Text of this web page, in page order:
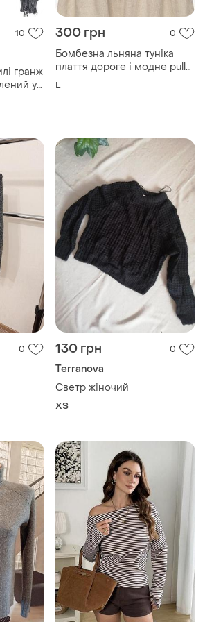
130 грн 0
Terranova
Светр жіночий
ХS
7 185 грн
Shein
Неймовірна жіноча